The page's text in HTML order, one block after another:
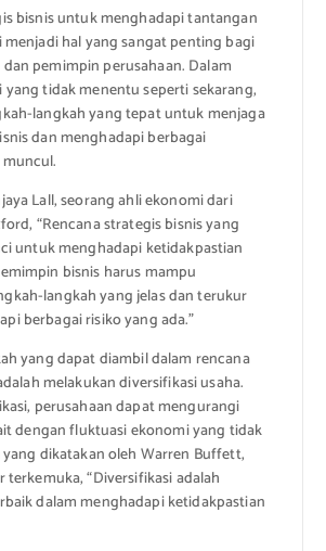
bisnis untuk menghadapi tantangan
hal yang sangat penting bagi
pemimpin perusahaan. Dalam
tidak menentu seperti sekarang,
langkah yang tepat untuk menjaga
dan menghadapi berbagai
Lall, seorang ahli ekonomi dari
“Rencana strategis bisnis yang
untuk menghadapi ketidakpastian
bisnis harus mampu
langkah yang jelas dan terukur
berbagai risiko yang ada.”
yang dapat diambil dalam rencana
melakukan diversifikasi usaha.
perusahaan dapat mengurangi
dengan fluktuasi ekonomi yang tidak
dikatakan oleh Warren Buffett,
terkemuka, “Diversifikasi adalah
dalam menghadapi ketidakpastian